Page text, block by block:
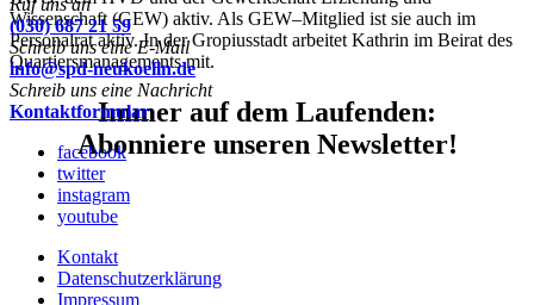
Wissenschaft (GEW) aktiv. Als GEW–Mitglied ist sie auch im
Personalrat aktiv. In der Gropiusstadt arbeitet Kathrin im Beirat des
Quartiersmanagements mit.
Immer auf dem Laufenden:
Abonniere unseren Newsletter!
(030) 687 21 59
Schreib uns eine E-Mail
info@spd-neukoelln.de
Schreib uns eine Nachricht
Kontaktformular
facebook
twitter
instagram
youtube
Kontakt
Datenschutzerklärung
Impressum